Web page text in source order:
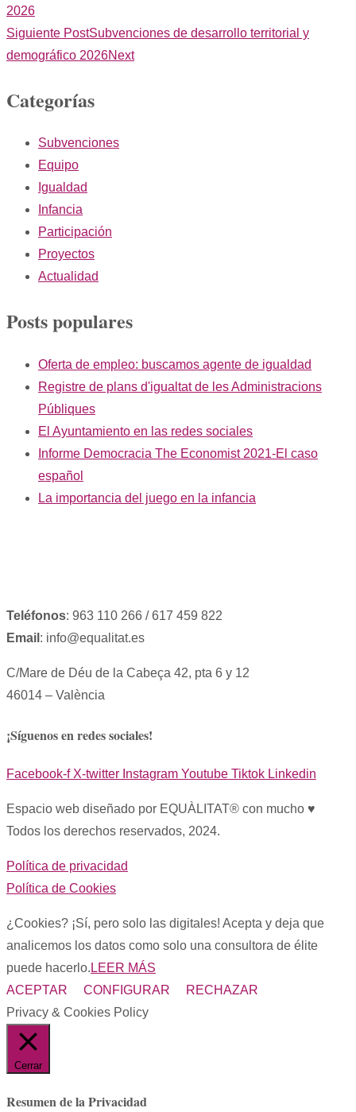
2026
Siguiente PostSubvenciones de desarrollo territorial y
demográfico 2026Next
Categorías
Subvenciones
Equipo
Igualdad
Infancia
Participación
Proyectos
Actualidad
Posts populares
Oferta de empleo: buscamos agente de igualdad
Registre de plans d'igualtat de les Administracions
Públiques
El Ayuntamiento en las redes sociales
Informe Democracia The Economist 2021-El caso
español
La importancia del juego en la infancia
Teléfonos: 963 110 266 / 617 459 822
Email : info@equalitat.es
C/Mare de Déu de la Cabeça 42, pta 6 y 12
46014 – València
¡Síguenos en redes sociales!
Facebook-f X-twitter Instagram Youtube Tiktok Linkedin
Espacio web diseñado por EQUÀLITAT® con mucho ♥︎
Todos los derechos reservados, 2024.
Política de privacidad
Política de Cookies
¿Cookies? ¡Sí, pero solo las digitales! Acepta y deja que
analicemos los datos como solo una consultora de élite
puede hacerlo. LEER MÁS
ACEPTAR
CONFIGURAR
RECHAZAR
Privacy & Cookies Policy
Cerrar
Resumen de la Privacidad